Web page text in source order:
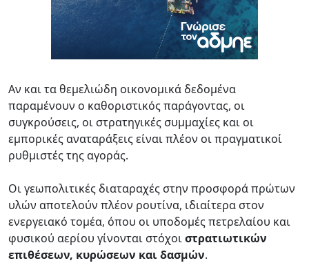
Αν και τα θεμελιώδη οικονομικά δεδομένα
παραμένουν ο καθοριστικός παράγοντας, οι
συγκρούσεις, οι στρατηγικές συμμαχίες και οι
εμπορικές αναταράξεις είναι πλέον οι πραγματικοί
ρυθμιστές της αγοράς.
Οι γεωπολιτικές διαταραχές στην προσφορά πρώτων
υλών αποτελούν πλέον ρουτίνα, ιδιαίτερα στον
ενεργειακό τομέα, όπου οι υποδομές πετρελαίου και
φυσικού αερίου γίνονται στόχοιστρατιωτικών
επιθέσεων, κυρώσεων και δασμών.